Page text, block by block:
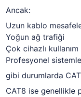
Ancak:
Uzun kablo
Yoğun ağ trafiği
Çok cihazlı kullanım
Profesyonel
gibi durumlarda
CAT8 ise genellikle